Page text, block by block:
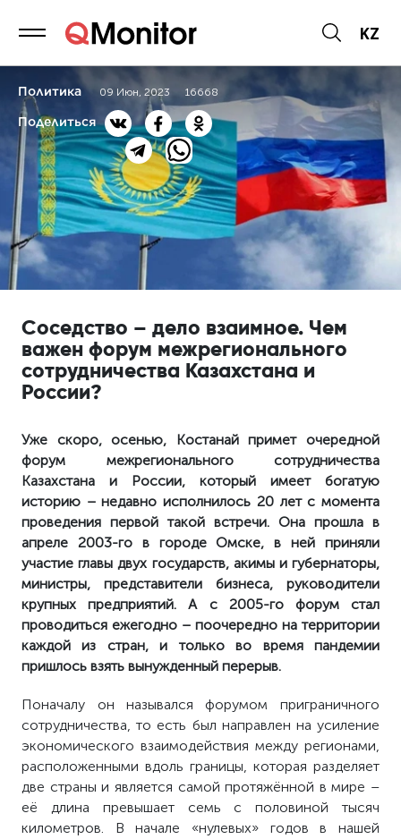
KZ
Политика 09 Июн, 2023 16668
Поделиться
Соседство – дело взаимное. Чем
важен форум межрегионального
сотрудничества Казахстана и
России?
Уже скоро, осенью, Костанай примет очередной
форум межрегионального сотрудничества
Казахстана и России, который имеет богатую
историю – недавно исполнилось 20 лет с момента
проведения первой такой встречи. Она прошла в
апреле 2003-го в городе Омске, в ней приняли
участие главы двух государств, акимы и губернаторы,
министры, представители бизнеса, руководители
крупных предприятий.А с 2005-го форум стал
проводиться ежегодно – поочередно на территории
каждой из стран, и только во время пандемии
пришлось взять вынужденный перерыв.
Поначалу он назывался форумом приграничного
сотрудничества, то есть был направлен на усиление
экономического взаимодействия между регионами,
расположенными вдоль границы, которая разделяет
две страны и является самой протяжённой в мире –
её длина превышает семь с половиной тысяч
километров. В начале «нулевых» годов в нашей